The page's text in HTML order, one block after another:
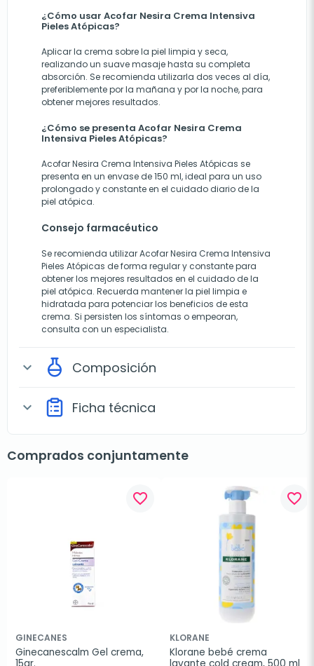
¿Cómo usar Acofar Nesira Crema Intensiva
Pieles Atópicas?
Aplicar la crema sobre la piel limpia y seca,
realizando un suave masaje hasta su completa
absorción. Se recomienda utilizarla dos veces al día,
preferiblemente por la mañana y por la noche, para
obtener mejores resultados.
¿Cómo se presenta Acofar Nesira Crema
Intensiva Pieles Atópicas?
Acofar Nesira Crema Intensiva Pieles Atópicas se
presenta en un envase de 150 ml, ideal para un uso
prolongado y constante en el cuidado diario de la
piel atópica.
Consejo farmacéutico
Se recomienda utilizar Acofar Nesira Crema Intensiva
Pieles Atópicas de forma regular y constante para
obtener los mejores resultados en el cuidado de la
piel atópica. Recuerda mantener la piel limpia e
hidratada para potenciar los beneficios de esta
crema. Si persisten los síntomas o empeoran,
consulta con un especialista.
expand_more Composición
expand_more Ficha técnica
Comprados conjuntamente
favorite_border
GINECANES
Ginecanescalm Gel crema,
favorite_border
KLORANE
Klorane bebé crema